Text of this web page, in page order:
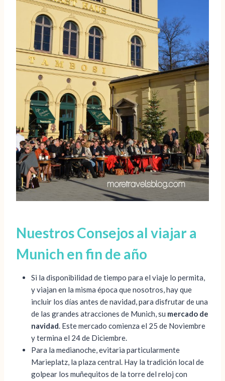
Nuestros Consejos al viajar a
Munich en fin de año
Si la disponibilidad de tiempo para el viaje lo permita,
y viajan en la misma época que nosotros, hay que
incluir los días antes de navidad, para disfrutar de una
de las grandes atracciones de Munich, su mercado de
navidad. Este mercado comienza el 25 de Noviembre
y termina el 24 de Diciembre.
Para la medianoche, evitaria particularmente
Marieplatz, la plaza central. Hay la tradición local de
golpear los muñequitos de la torre del reloj con